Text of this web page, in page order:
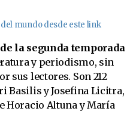
mundo desde este link
la segunda temporada
y periodismo, sin
sus lectores. Son 212
Basilis y Josefina Licitra,
Horacio Altuna y María